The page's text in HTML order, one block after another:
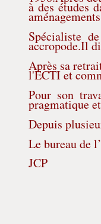
à des études
Spécialiste
accropode.Il
Après sa
l'ECTI et
Pour son
pragmatique
Depuis
Le bureau de
JCP